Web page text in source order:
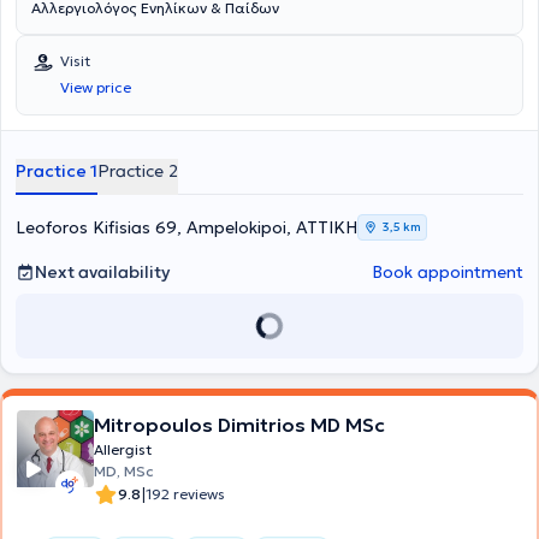
Αλλεργιολόγος Ενηλίκων & Παίδων
Visit
View price
Practice 1Practice 2
Leoforos Kifisias 69, Ampelokipoi, ΑΤΤΙΚΗ 3,5 km
Next availability Book appointment
Mitropoulos Dimitrios MD MSc
Allergist
MD, MSc
9.8|192 reviews